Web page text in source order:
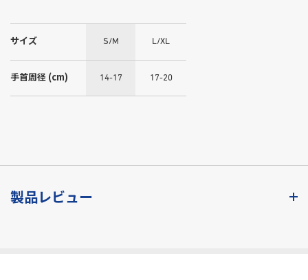
サイズ S/M L/XL
手首周径 (cm) 14-17 17-20
製品レビュー